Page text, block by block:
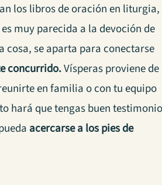
los libros de oración en liturgia,
muy parecida a la devoción de
cosa, se aparta para conectarse
concurrido.Vísperas proviene de
en familia o con tu equipo
hará que tengas buen testimonio
acercarse a los pies de